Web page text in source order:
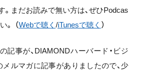
。まだお読みで無い方は、ぜひPodcas
。 （Webで聴く /iTunesで聴く ）
記事が、DIAMONDハーバード・ビジ
メルマガに記事がありましたので、少